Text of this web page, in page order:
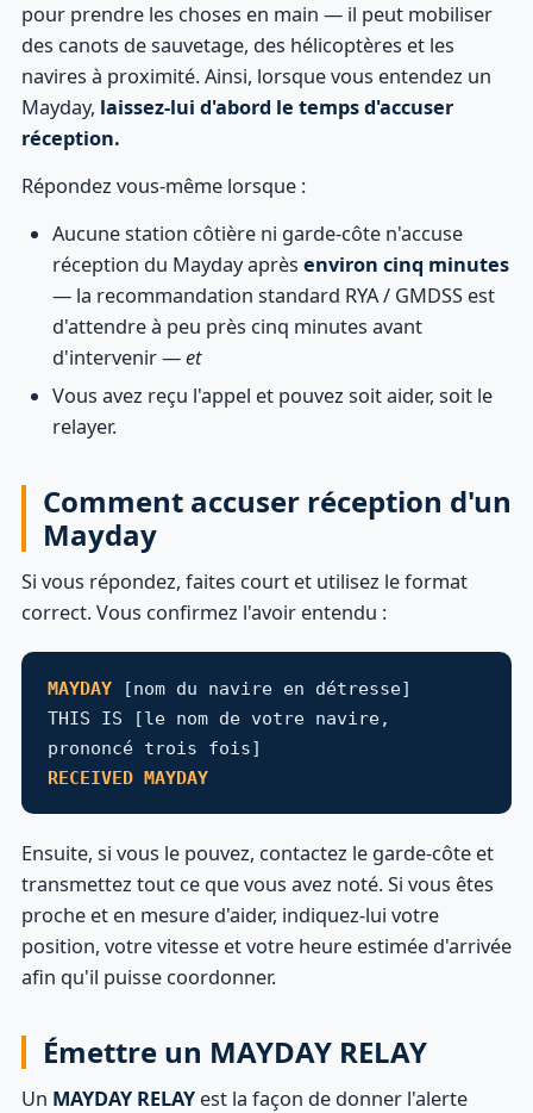
pour prendre les choses en main — il peut mobiliser
des canots de sauvetage, des hélicoptères et les
navires à proximité. Ainsi, lorsque vous entendez un
Mayday, laissez-lui d'abord le temps d'accuser
réception.
Répondez vous-même lorsque :
Aucune station côtière ni garde-côte n'accuse
réception du Mayday après environ cinq minutes
— la recommandation standard RYA / GMDSS est
d'attendre à peu près cinq minutes avant
d'intervenir —et
Vous avez reçu l'appel et pouvez soit aider, soit le
relayer.
Comment accuser réception d'un
Mayday
Si vous répondez, faites court et utilisez le format
correct. Vous confirmez l'avoir entendu :
MAYDAY [nom du navire en détresse]
THIS IS [le nom de votre navire,
prononcé trois fois]
RECEIVED MAYDAY
Ensuite, si vous le pouvez, contactez le garde-côte et
transmettez tout ce que vous avez noté. Si vous êtes
proche et en mesure d'aider, indiquez-lui votre
position, votre vitesse et votre heure estimée d'arrivée
afin qu'il puisse coordonner.
Émettre un MAYDAY RELAY
Un MAYDAY RELAY est la façon de donner l'alerte